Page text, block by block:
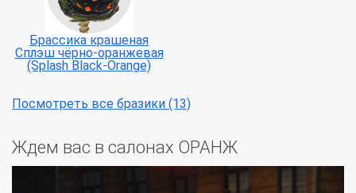
Брассика крашеная
Сплэш чёрно-оранжевая
(Splash Black-Orange)
Посмотреть все бразики (13)
Ждем вас в салонах ОРАНЖ